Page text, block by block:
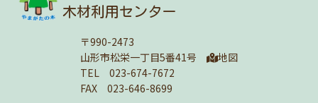
木材利用センター
〒990-2473
山形市松栄一丁目5番41号
地図
TEL 023-674-7672
FAX 023-646-8699